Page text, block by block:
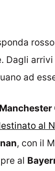
Dagli arrivi
ad
Manchester
al
, con il
al